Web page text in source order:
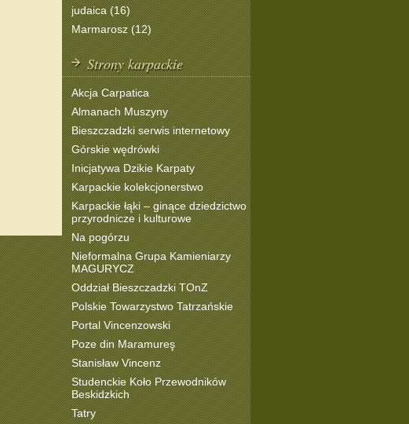
judaica (16)
Marmarosz (12)
Strony karpackie
Akcja Carpatica
Almanach Muszyny
Bieszczadzki serwis internetowy
Górskie wędrówki
Inicjatywa Dzikie Karpaty
Karpackie kolekcjonerstwo
Karpackie łąki – ginące dziedzictwo
przyrodnicze i kulturowe
Na pogórzu
Nieformalna Grupa Kamieniarzy
MAGURYCZ
Oddział Bieszczadzki TOnZ
Polskie Towarzystwo Tatrzańskie
Portal Vincenzowski
Poze din Maramureş
Stanisław Vincenz
Studenckie Koło Przewodników
Beskidzkich
Tatry